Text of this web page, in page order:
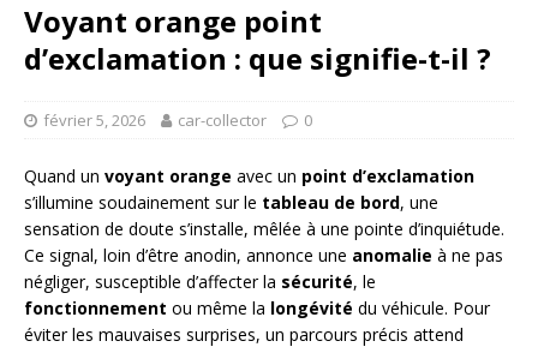
Voyant orange point
d’exclamation : que signifie-t-il ?
février 5, 2026 car-collector 0
Quand un voyant orange avec un point d’exclamation
s’illumine soudainement sur le tableau de bord, une
sensation de doute s’installe, mêlée à une pointe d’inquiétude.
Ce signal, loin d’être anodin, annonce une anomalie à ne pas
négliger, susceptible d’affecter la sécurité, le
fonctionnement ou même la longévité du véhicule. Pour
éviter les mauvaises surprises, un parcours précis attend